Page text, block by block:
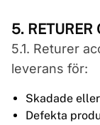
5. RETURER
5.1. Returer
leverans för:
Skadade
Defekta